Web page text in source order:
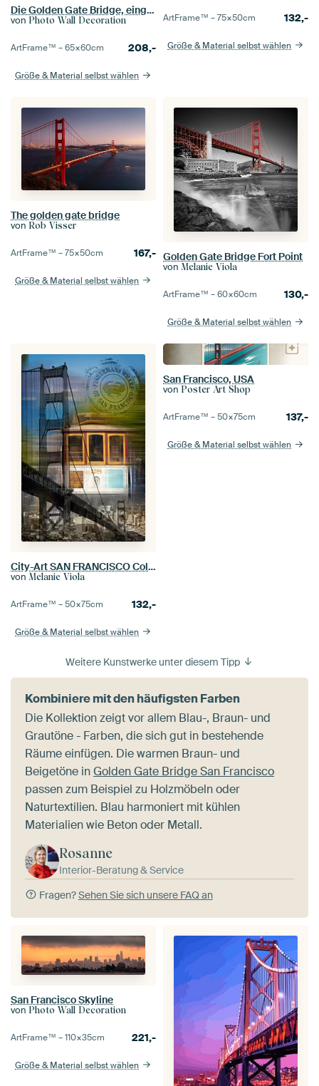
Die Golden Gate Bridge, eingerahmt von Zypressen bei Sonnenuntergang
von Photo Wall Decoration
ArtFrame™ –65×60cm 208,-
Größe & Material selbst wählen
ArtFrame™ –75×50cm 132,-
Größe & Material selbst wählen
The golden gate bridge
von Rob Visser
ArtFrame™ –75×50cm 167,-
Größe & Material selbst wählen
Golden Gate Bridge Fort Point
von Melanie Viola
ArtFrame™ –60×60cm 130,-
Größe & Material selbst wählen
City-Art SAN FRANCISCO Collage
von Melanie Viola
ArtFrame™ –50×75cm 132,-
Größe & Material selbst wählen
San Francisco, USA
von Poster Art Shop
ArtFrame™ –50×75cm 137,-
Größe & Material selbst wählen
Weitere Kunstwerke unter diesem Tipp
Kombiniere mit den häufigsten Farben
Die Kollektion zeigt vor allem Blau-, Braun- und
Grautöne - Farben, die sich gut in bestehende
Räume einfügen. Die warmen Braun- und
Beigetöne inGolden Gate Bridge San Francisco
passen zum Beispiel zu Holzmöbeln oder
Naturtextilien. Blau harmoniert mit kühlen
Materialien wie Beton oder Metall.
Rosanne
Interior-Beratung & Service
Fragen?Sehen Sie sich unsere FAQ an
San Francisco Skyline
von Photo Wall Decoration
ArtFrame™ –110×35cm 221,-
Größe & Material selbst wählen